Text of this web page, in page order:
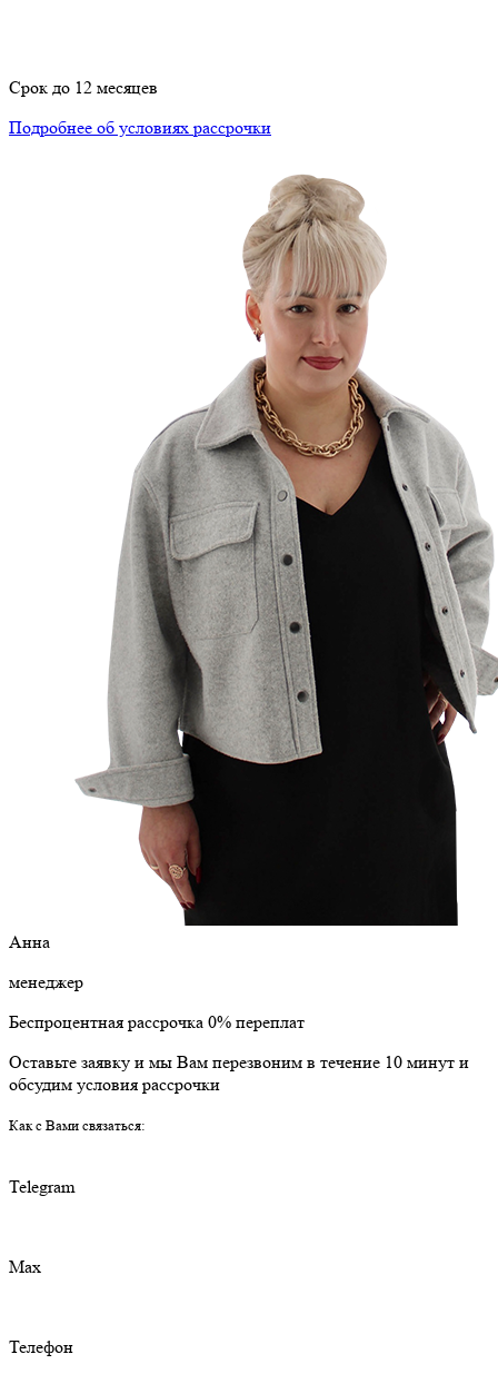
Срок до 12 месяцев
Подробнее об условиях рассрочки
Анна
менеджер
Беспроцентная рассрочка 0% переплат
Оставьте заявку и мы Вам перезвоним в течение 10 минут и
обсудим условия рассрочки
Как с Вами связаться:
Telegram
Max
Телефон